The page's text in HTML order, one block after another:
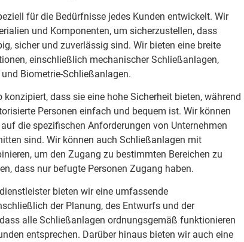
für die Bedürfnisse jedes Kunden entwickelt. Wir
und Komponenten, um sicherzustellen, dass
sicher und zuverlässig sind. Wir bieten eine breite
einschließlich mechanischer Schließanlagen,
Biometrie-Schließanlagen.
dass sie eine hohe Sicherheit bieten, während
Personen einfach und bequem ist. Wir können
die spezifischen Anforderungen von Unternehmen
sind. Wir können auch Schließanlagen mit
um den Zugang zu bestimmten Bereichen zu
dass nur befugte Personen Zugang haben.
bieten wir eine umfassende
der Planung, des Entwurfs und der
alle Schließanlagen ordnungsgemäß funktionieren
entsprechen. Darüber hinaus bieten wir auch eine